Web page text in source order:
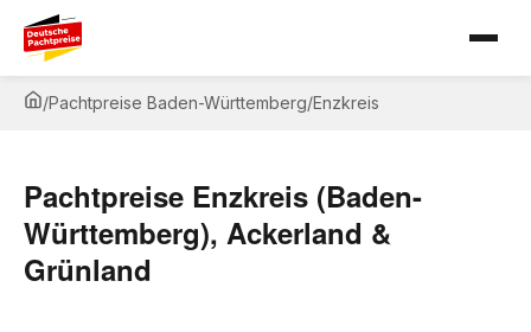
/Pachtpreise Baden-Württemberg/Enzkreis
Pachtpreise Enzkreis (Baden-
Württemberg), Ackerland &
Grünland